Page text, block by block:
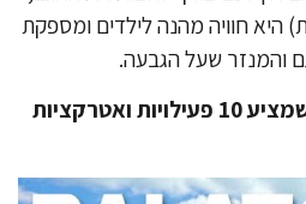
(כ-10 דקות) היא חוויה מהנה לילדים ומספקת
שעל הגבעה.
צפו בסרטון המעולה שמציע 10 פעילויות ואטרקציות